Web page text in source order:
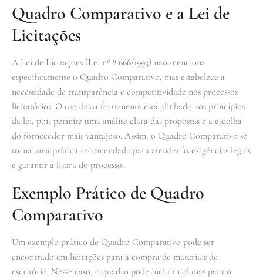
Quadro Comparativo e a Lei de
Licitações
A Lei de Licitações (Lei nº 8.666/1993) não menciona
especificamente o Quadro Comparativo, mas estabelece a
necessidade de transparência e competitividade nos processos
licitatórios. O uso dessa ferramenta está alinhado aos princípios
da lei, pois permite uma análise clara das propostas e a escolha
do fornecedor mais vantajoso. Assim, o Quadro Comparativo se
torna uma prática recomendada para atender às exigências legais
e garantir a lisura do processo.
Exemplo Prático de Quadro
Comparativo
Um exemplo prático de Quadro Comparativo pode ser
encontrado em licitações para a compra de materiais de
escritório. Nesse caso, o quadro pode incluir colunas para o